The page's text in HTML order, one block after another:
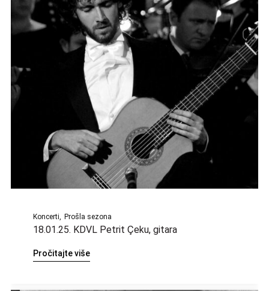
Koncerti Prošla sezona
18.01.25. KDVL Petrit Çeku, gitara
Pročitajte više